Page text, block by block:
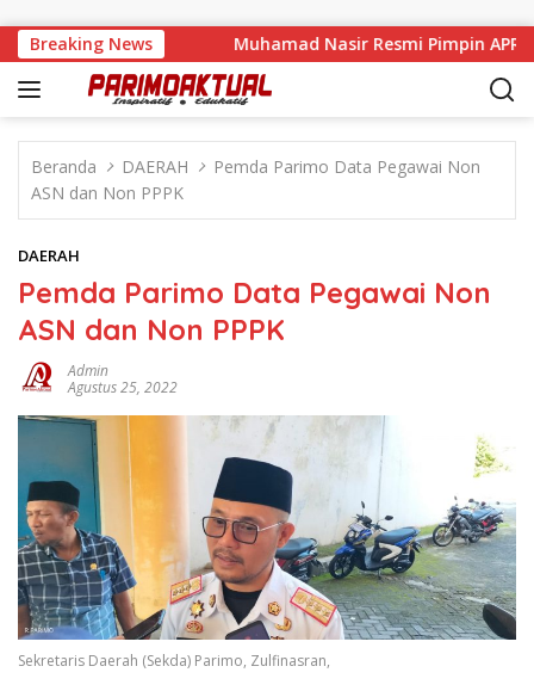
Breaking News
Dicabut Muhamad Nasir Resmi Pimpin APRI
Beranda DAERAH
Pemda Parimo Data Pegawai Non
ASN dan Non PPPK
DAERAH
Pemda Parimo Data Pegawai Non
ASN dan Non PPPK
Admin
Agustus 25, 2022
Sekretaris Daerah (Sekda) Parimo, Zulfinasran,